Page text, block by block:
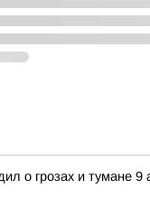
о грозах и тумане 9